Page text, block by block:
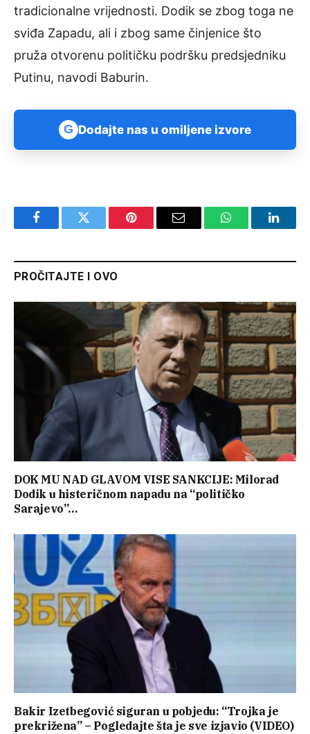
tradicionalne vrijednosti. Dodik se zbog toga ne
sviđa Zapadu, ali i zbog same činjenice što
pruža otvorenu političku podršku predsjedniku
Putinu, navodi Baburin.
G Dodajte nas u omiljene izvore
FacebookTwitter Pinterest Email WhatsApp
PROČITAJTE I OVO
DOK MU NAD GLAVOM VISE SANKCIJE: Milorad
Dodik u histeričnom napadu na “političko
Sarajevo”…
Bakir Izetbegović siguran u pobjedu: “Trojka je
prekrižena” – Pogledajte šta je sve izjavio (VIDEO)